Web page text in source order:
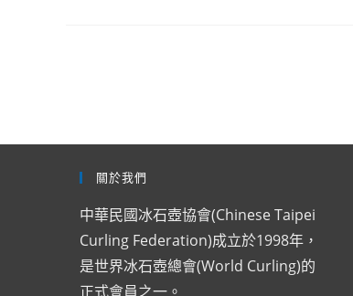
關於我們
中華民國冰石壺協會(Chinese Taipei
Curling Federation)成立於1998年，
是世界冰石壺總會(World Curling)的
正式會員之一。